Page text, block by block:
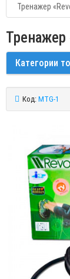
Тренажер
Тренажер
Категории
Код: MTG-1